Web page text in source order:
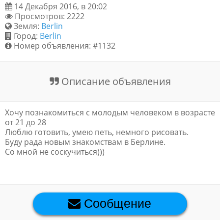
Обратная связь
Новости и статьи
14 Декабря 2016, в 20:02
Просмотров: 2222
Земля: Berlin
Город: Berlin
Номер объявления: #1132
Описание объявления
Хочу познакомиться с молодым человеком в возрасте
от 21 до 28
Люблю готовить, умею петь, немного рисовать.
Буду рада новым знакомствам в Берлине.
Со мной не соскучиться)))
Премиум объявления
Сообщение